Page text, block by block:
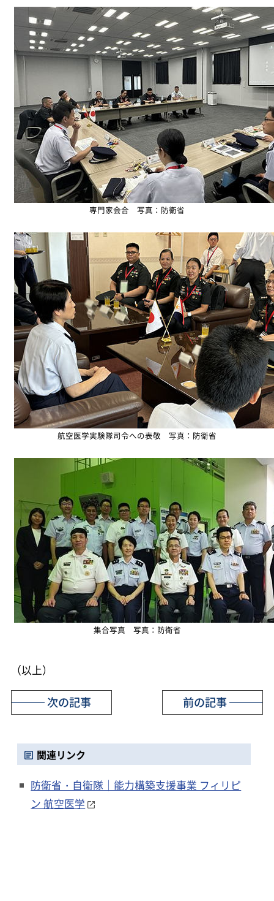
専門家会合 写真：防衛省
航空医学実験隊司令への表敬 写真：防衛省
集合写真 写真：防衛省
（以上）
前の記事
次の記事
関連リンク
防衛省・自衛隊｜能力構築支援事業 フィリピ
ン 航空医学